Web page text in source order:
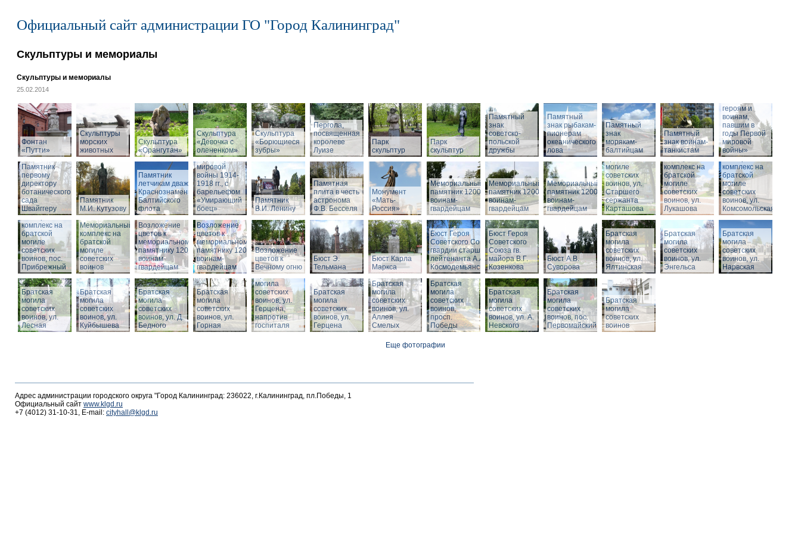
Официальный сайт администрации ГО "Город Калининград"
Скульптуры и мемориалы
Скульптуры и мемориалы
25.02.2014
Фонтан
«Путти»
Скульптуры
морских
животных
Скульптура
«Орангутан»
Скульптура
«Девочка с
олененком»
Скульптура
«Борющиеся
зубры»
Пергола,
посвященная
королеве
Луизе
Парк
скульптур
Парк
скульптур
Памятный
знак
советско-
польской
дружбы
Памятный
знак рыбакам-
пионерам
океанического
лова
Памятный
знак
морякам-
балтийцам
Памятный
знак воинам-
танкистам
героям и
воинам,
павшим в
годы Первой
мировой
войны»
Памятник
первому
директору
ботанического
сада
Швайггеру
Памятник
М.И. Кутузову
Памятник
летчикам дважды
Краснознаменного
Балтийского
флота
Памятник
воинам,
погибшим в
годы Первой
мировой
войны 1914-
1918 гг., с
барельефом
«Умирающий
боец»
Памятник
В.И. Ленину
Памятная
плита в честь
астронома
Ф.В. Бесселя
Монумент
«Мать-
Россия»
Мемориальный
памятник 1200
воинам-
гвардейцам
Мемориальный
памятник 1200
воинам-
гвардейцам
Мемориальный
памятник 1200
воинам-
гвардейцам
Мемориальный
комплекс на
братской
могиле
советских
воинов, ул.
Старшего
сержанта
Карташова
Мемориальный
комплекс на
братской
могиле
советских
воинов, ул.
Лукашова
Мемориальный
комплекс на
братской
могиле
советских
воинов, ул.
Комсомольская
Мемориальный
комплекс на
братской
могиле
советских
воинов, пос.
Прибрежный
Мемориальный
комплекс на
братской
могиле
советских
воинов
Возложение
цветов к
мемориальному
памятнику 1200
воинам-
гвардейцам
Возложение
цветов к
мемориальному
памятнику 1200
воинам-
гвардейцам
Возложение
цветов к
Вечному огню
Бюст Э.
Тельмана
Бюст Карла
Маркса
Бюст Героя
Советского Союза
гвардии старшего
лейтенанта А.А.
Космодемьянского
Бюст Героя
Советского
Союза гв.
майора В.Г.
Козенкова
Бюст А.В.
Суворова
Братская
могила
советских
воинов, ул.
Ялтинская
Братская
могила
советских
воинов, ул.
Энгельса
Братская
могила
советских
воинов, ул.
Нарвская
Братская
могила
советских
воинов, ул.
Лесная
Братская
могила
советских
воинов, ул.
Куйбышева
Братская
могила
советских
воинов, ул. Д.
Бедного
Братская
могила
советских
воинов, ул.
Горная
Братская
могила
советских
воинов, ул.
Герцена,
напротив
госпиталя
Братская
могила
советских
воинов, ул.
Герцена
Братская
могила
советских
воинов, ул.
Аллея
Смелых
Братская
могила
советских
воинов,
просп.
Победы
Братская
могила
советских
воинов, ул. А.
Невского
Братская
могила
советских
воинов, пос.
Первомайский
Братская
могила
советских
воинов
Еще фотографии
Адрес администрации городского округа "Город Калининград: 236022, г.Калининград, пл.Победы, 1
Официальный сайт www.klgd.ru
+7 (4012) 31-10-31, E-mail: cityhall@klgd.ru